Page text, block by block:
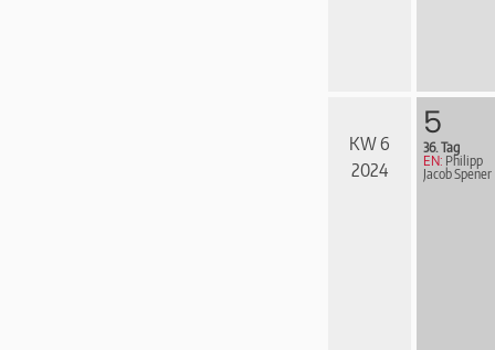
KW 6
2024
5
36. Tag
EN: Philipp
Jacob Spener